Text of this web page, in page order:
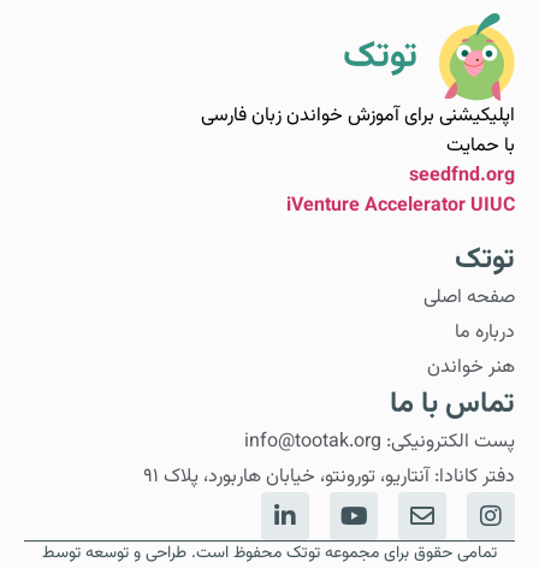
اپلیکیشنی برای آموزش خواندن زبان فارسی
با حمایت
seedfnd.org
iVenture Accelerator UIUC
توتک
صفحه اصلی
درباره ما
هنر خواندن
تماس با ما
پست الکترونیکی: info@tootak.org
دفتر کانادا: آنتاریو، تورونتو، خیابان هاربورد، پلاک ۹۱
تمامی حقوق برای مجموعه توتک محفوظ است. طراحی و توسعه توسط